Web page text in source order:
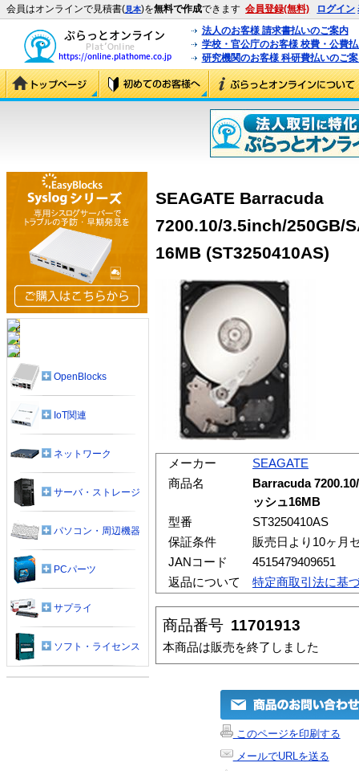
会員はオンラインで見積書(見本)を無料で作成できます 会員登録(無料) ログイン
法人のお客様 請求書払いのご案内
学校・官公庁のお客様 校費・公費
研究機関のお客様 科研費払いのご
SEAGATE Barracuda
7200.10/3.5inch/250GB/
16MB (ST3250410AS)
メーカー
SEAGATE
商品名
Barracuda
ッシュ16MB
型番
ST3250410AS
保証条件
販売日より10ヶ月
JANコード
4515479409651
返品について
特定商取引法に基
商品番号 11701913
本商品は販売を終了しました
このページを印刷する
メールでURLを送る
OpenBlocks
IoT関連
ネットワーク
サーバ・ストレージ
パソコン・周辺機器
PCパーツ
サプライ
ソフト・ライセンス